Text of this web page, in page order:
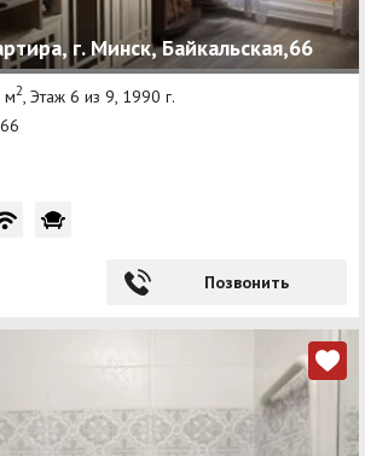
г. Минск, Байкальская,66
м2, Этаж 6 из 9, 1990 г.
Позвонить